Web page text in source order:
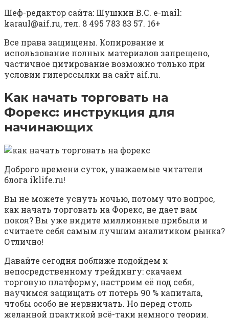
Шеф-редактор сайта: Шушкин В.С. e-mail:
karaul@aif.ru, тел. 8 495 783 83 57. 16+
Все права защищены. Копирование и
использование полных материалов запрещено,
частичное цитирование возможно только при
условии гиперссылки на сайт aif.ru.
Kак начать торговать на
Форекс: инструкция для
начинающих
Доброго времени суток, уважаемые читатели
блога iklife.ru!
Вы не можете уснуть ночью, потому что вопрос,
как начать торговать на Форекс, не дает вам
покоя? Вы уже видите миллионные прибыли и
считаете себя самым лучшим аналитиком рынка?
Отлично!
Давайте сегодня поближе подойдем к
непосредственному трейдингу: скачаем
торговую платформу, настроим её под себя,
научимся защищать от потерь 90 % капитала,
чтобы особо не нервничать. Но перед столь
желанной практикой всё-таки немного теории.